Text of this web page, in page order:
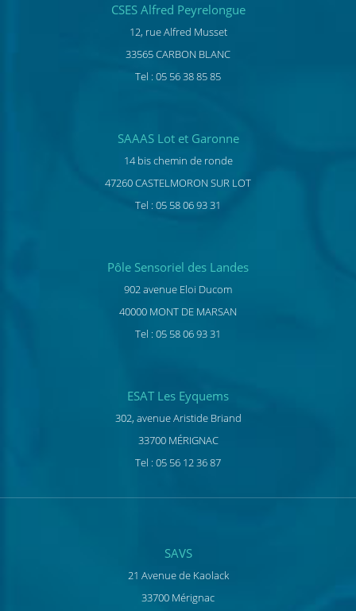
CSES Alfred Peyrelongue
12, rue Alfred Musset
33565 CARBON BLANC
Tel : 05 56 38 85 85
SAAAS Lot et Garonne
14 bis chemin de ronde
47260 CASTELMORON SUR LOT
Tel : 05 58 06 93 31
Pôle Sensoriel des Landes
902 avenue Eloi Ducom
40000 MONT DE MARSAN
Tel : 05 58 06 93 31
ESAT Les Eyquems
302, avenue Aristide Briand
33700 MÉRIGNAC
Tel : 05 56 12 36 87
SAVS
21 Avenue de Kaolack
33700 Mérignac